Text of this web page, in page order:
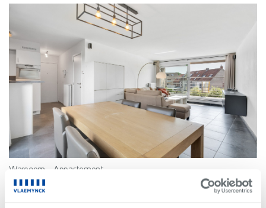
Waregem Appartement
€235.000
Bew. Opp. 80 m²